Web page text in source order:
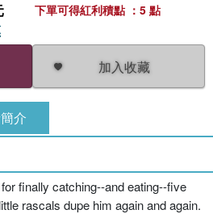
加入收藏
下單可得紅利積點 ：5 點
介
finally catching--and eating--five
rascals dupe him again and again.